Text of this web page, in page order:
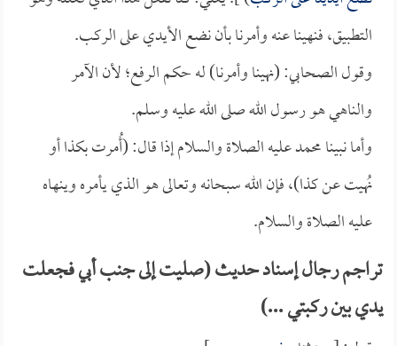
التطبيق، فنهينا عنه وأمرنا بأن نضع الأيدي على الركب.
وقول الصحابي: (نهينا وأمرنا) له حكم الرفع؛ لأن الآمر
والناهي هو رسول الله صلى الله عليه وسلم.
وأما نبينا محمد عليه الصلاة والسلام إذا قال: (أُمرت بكذا أو
نُهيت عن كذا)، فإن الله سبحانه وتعالى هو الذي يأمره وينهاه
عليه الصلاة والسلام.
تراجم رجال إسناد حديث (صليت إلى جنب أبي فجعلت
يدي بين ركبتي ...)